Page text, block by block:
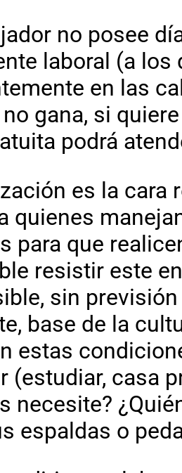
no posee
laboral (a
en las
gana, si
podrá
es la cara
quienes
para que
resistir este
sin
base de la
estas
(estudiar, casa
necesite?
espaldas o